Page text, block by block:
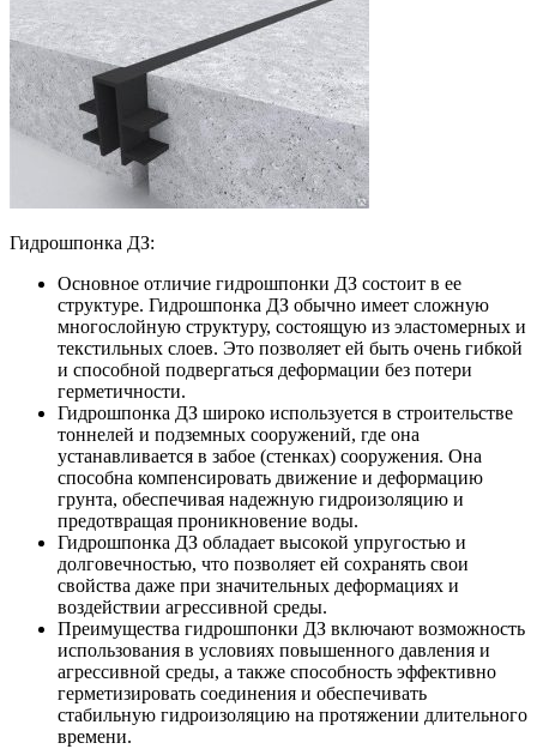
Гидрошпонка ДЗ:
Основное отличие гидрошпонки ДЗ состоит в ее
структуре. Гидрошпонка ДЗ обычно имеет сложную
многослойную структуру, состоящую из эластомерных и
текстильных слоев. Это позволяет ей быть очень гибкой
и способной подвергаться деформации без потери
герметичности.
Гидрошпонка ДЗ широко используется в строительстве
тоннелей и подземных сооружений, где она
устанавливается в забое (стенках) сооружения. Она
способна компенсировать движение и деформацию
грунта, обеспечивая надежную гидроизоляцию и
предотвращая проникновение воды.
Гидрошпонка ДЗ обладает высокой упругостью и
долговечностью, что позволяет ей сохранять свои
свойства даже при значительных деформациях и
воздействии агрессивной среды.
Преимущества гидрошпонки ДЗ включают возможность
использования в условиях повышенного давления и
агрессивной среды, а также способность эффективно
герметизировать соединения и обеспечивать
стабильную гидроизоляцию на протяжении длительного
времени.